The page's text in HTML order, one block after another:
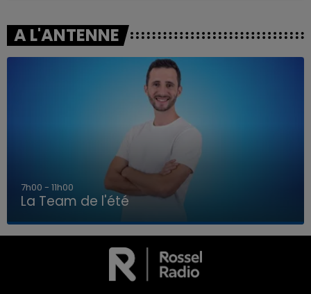
LA TEAM DE L'ÉTÉ
A L'ANTENNE
7h00 - 11h00
La Team de l'été